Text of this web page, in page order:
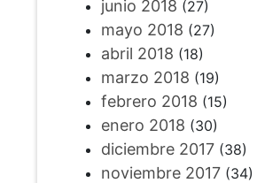
junio 2018 (27)
mayo 2018 (27)
abril 2018 (18)
marzo 2018 (19)
febrero 2018 (15)
enero 2018 (30)
diciembre 2017(38)
noviembre 2017(34)